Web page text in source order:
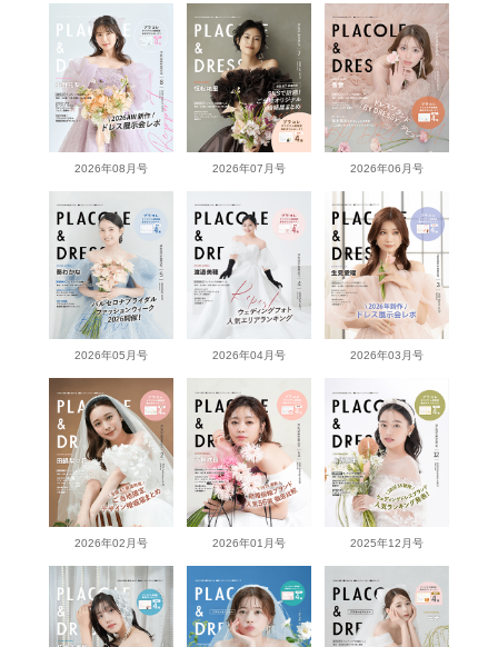
2026年08月号 2026年07月号 2026年06月号
2026年05月号 2026年04月号 2026年03月号
2026年02月号 2026年01月号 2025年12月号